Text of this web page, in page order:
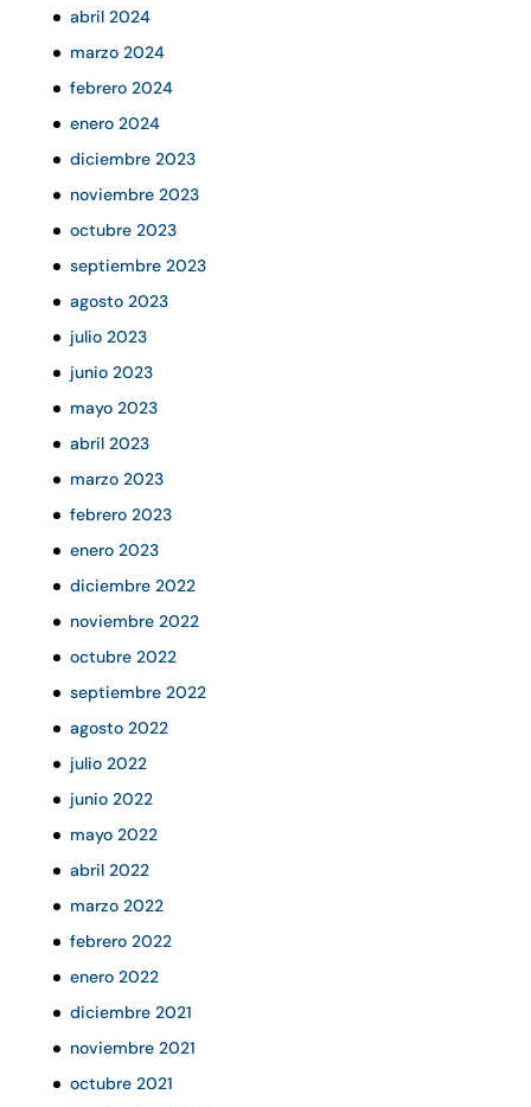
abril 2024
marzo 2024
febrero 2024
enero 2024
diciembre 2023
noviembre 2023
octubre 2023
septiembre 2023
agosto 2023
julio 2023
junio 2023
mayo 2023
abril 2023
marzo 2023
febrero 2023
enero 2023
diciembre 2022
noviembre 2022
octubre 2022
septiembre 2022
agosto 2022
julio 2022
junio 2022
mayo 2022
abril 2022
marzo 2022
febrero 2022
enero 2022
diciembre 2021
noviembre 2021
octubre 2021